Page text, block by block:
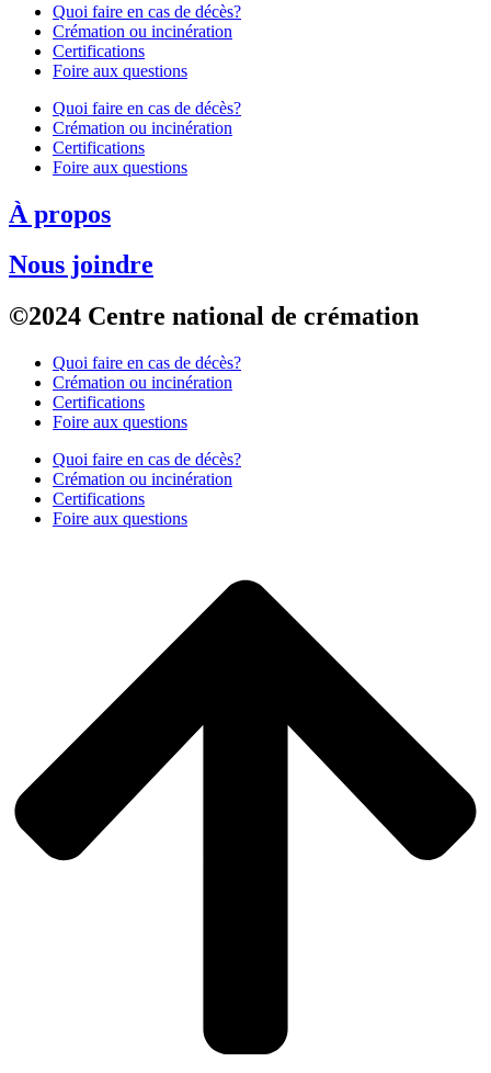
Quoi faire en cas de décès?
Crémation ou incinération
Certifications
Foire aux questions
Quoi faire en cas de décès?
Crémation ou incinération
Certifications
Foire aux questions
À propos
Nous joindre
©2024 Centre national de crémation
Quoi faire en cas de décès?
Crémation ou incinération
Certifications
Foire aux questions
Quoi faire en cas de décès?
Crémation ou incinération
Certifications
Foire aux questions